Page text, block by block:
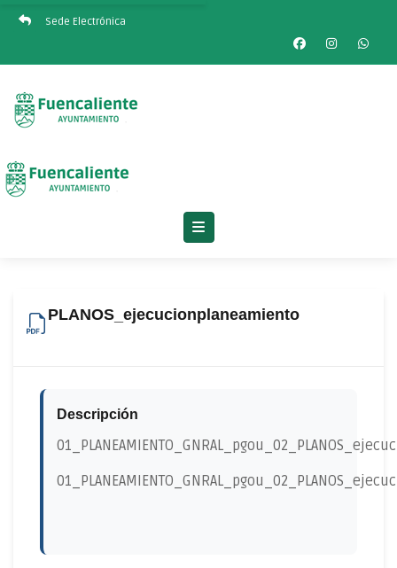
Sede Electrónica
PLANOS_ejecucionplaneamiento
Descripción